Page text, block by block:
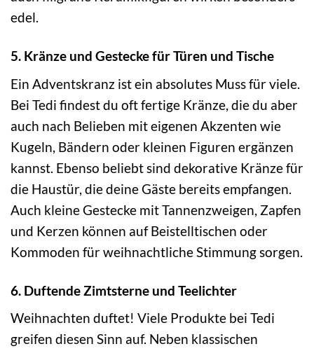
edel.
5. Kränze und Gestecke für Türen und Tische
Ein Adventskranz ist ein absolutes Muss für viele.
Bei Tedi findest du oft fertige Kränze, die du aber
auch nach Belieben mit eigenen Akzenten wie
Kugeln, Bändern oder kleinen Figuren ergänzen
kannst. Ebenso beliebt sind dekorative Kränze für
die Haustür, die deine Gäste bereits empfangen.
Auch kleine Gestecke mit Tannenzweigen, Zapfen
und Kerzen können auf Beistelltischen oder
Kommoden für weihnachtliche Stimmung sorgen.
6. Duftende Zimtsterne und Teelichter
Weihnachten duftet! Viele Produkte bei Tedi
greifen diesen Sinn auf. Neben klassischen